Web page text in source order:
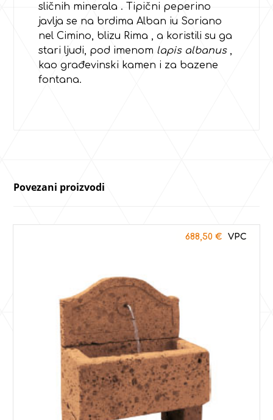
sličnih minerala . Tipični peperino
javlja se na brdima Alban iu Soriano
nel Cimino , blizu Rima , a koristili su ga
stari ljudi, pod imenom lapis albanus,
kao građevinski kamen i za bazene
fontana.
Povezani proizvodi
688,50 €